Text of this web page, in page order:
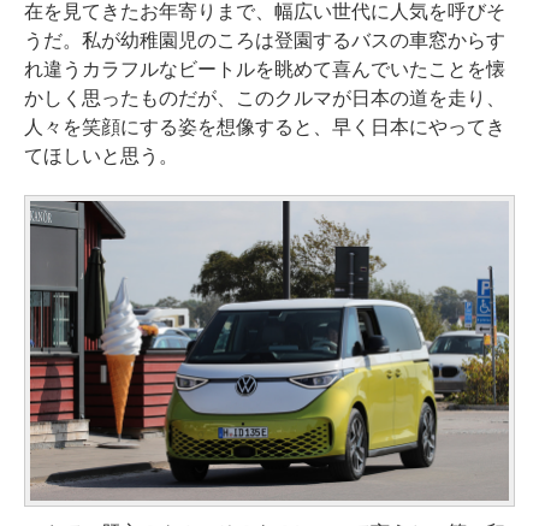
在を見てきたお年寄りまで、幅広い世代に人気を呼びそ
うだ。私が幼稚園児のころは登園するバスの車窓からす
れ違うカラフルなビートルを眺めて喜んでいたことを懐
かしく思ったものだが、このクルマが日本の道を走り、
人々を笑顔にする姿を想像すると、早く日本にやってき
てほしいと思う。